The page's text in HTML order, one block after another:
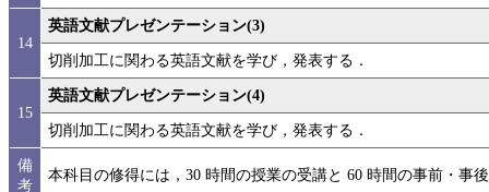
14
英語文献プレゼンテーション(3)
切削加工に関わる英語文献を学び，発表する．
15
英語文献プレゼンテーション(4)
切削加工に関わる英語文献を学び，発表する．
備
考
本科目の修得には，30 時間の授業の受講と 60 時間の事前・事